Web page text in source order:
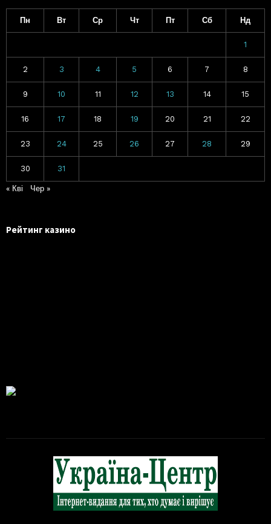
Пн Вт Ср Чт Пт Сб Нд
1
2 3 4 5 6 7 8
9 10 11 12 13 14 15
16 17 18 19 20 21 22
23 24 25 26 27 28 29
30 31
« Кві Чер »
Рейтинг казино